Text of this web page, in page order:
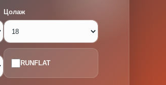
Цолаж
RUNFLAT